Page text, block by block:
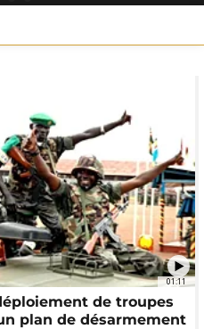
01:11
de troupes
plan de désarmement